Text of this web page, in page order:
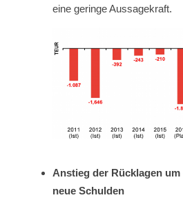
eine geringe Aussagekraft.
Anstieg der Rücklagen um
neue Schulden